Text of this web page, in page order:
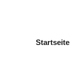
Startseite